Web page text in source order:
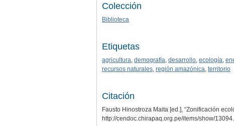
Colección
Biblioteca
Etiquetas
agricultura demografía desarrollo ecología
recursos naturales región amazónica territorio
Citación
Fausto Hinostroza Maita [ed.], “Zonificación
http://cendoc.chirapaq.org.pe/items/show/13094